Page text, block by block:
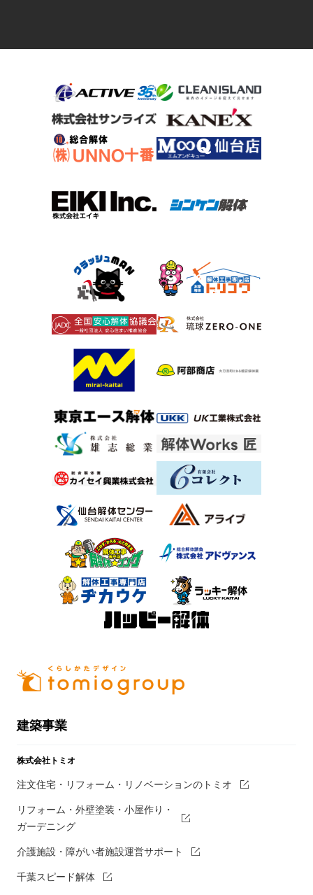
建築事業
株式会社トミオ
注文住宅・リフォーム・リノベーションのトミオ
リフォーム・外壁塗装・小屋作り・
ガーデニング
介護施設・障がい者施設運営サポート
千葉スピード解体